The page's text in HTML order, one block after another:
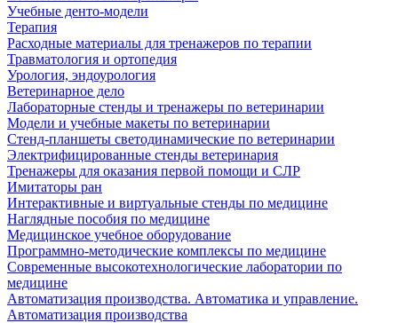
Учебные денто-модели
Терапия
Расходные материалы для тренажеров по терапии
Травматология и ортопедия
Урология, эндоурология
Ветеринарное дело
Лабораторные стенды и тренажеры по ветеринарии
Модели и учебные макеты по ветеринарии
Стенд-планшеты светодинамические по ветеринарии
Электрифицированные стенды ветеринария
Тренажеры для оказания первой помощи и СЛР
Имитаторы ран
Интерактивные и виртуальные стенды по медицине
Наглядные пособия по медицине
Медицинское учебное оборудование
Программно-методические комплексы по медицине
Современные высокотехнологические лаборатории по
медицине
Автоматизация производства. Автоматика и управление.
Автоматизация производства